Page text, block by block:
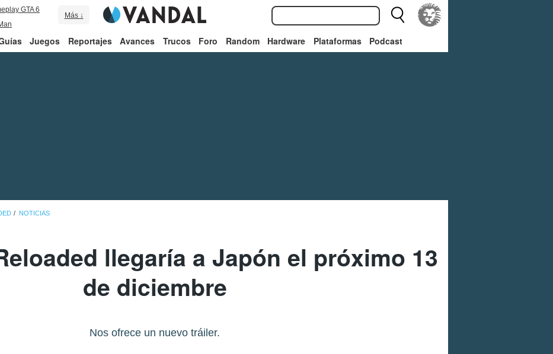
GTA 6
Más ↓
Juegos Reportajes Avances Trucos Foro Random Hardware Plataformas Podcast
NOTICIAS
llegaría a Japón el próximo 13
de diciembre
Nos ofrece un nuevo tráiler.